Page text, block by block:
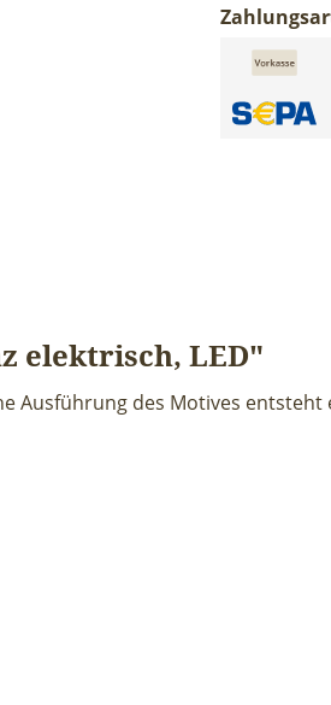
elektrisch, LED"
Ausführung des Motives